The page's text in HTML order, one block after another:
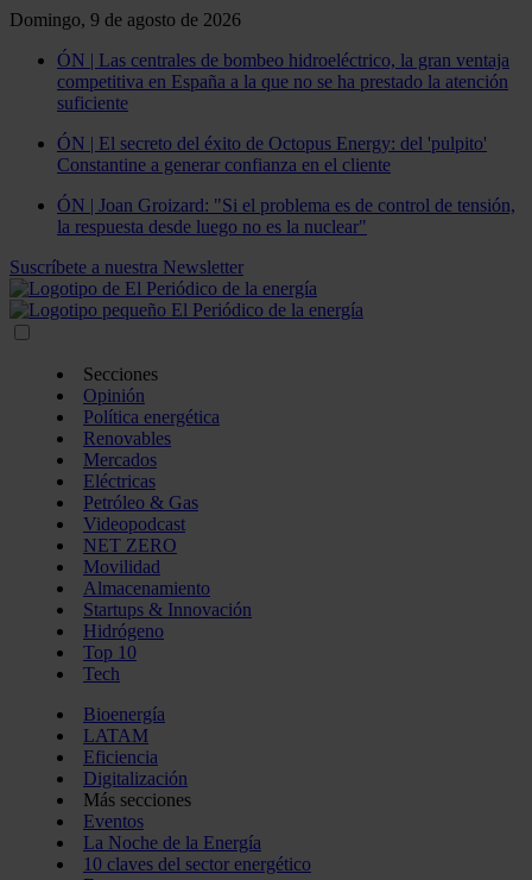
Domingo, 9 de agosto de 2026
ÓN | Las centrales de bombeo hidroeléctrico, la gran ventaja
competitiva en España a la que no se ha prestado la atención
suficiente
ÓN | El secreto del éxito de Octopus Energy: del 'pulpito'
Constantine a generar confianza en el cliente
ÓN | Joan Groizard: "Si el problema es de control de tensión,
la respuesta desde luego no es la nuclear"
Suscríbete a nuestra Newsletter
Secciones
Opinión
Política energética
Renovables
Mercados
Eléctricas
Petróleo & Gas
Videopodcast
NET ZERO
Movilidad
Almacenamiento
Startups & Innovación
Hidrógeno
Top 10
Tech
Bioenergía
LATAM
Eficiencia
Digitalización
Más secciones
Eventos
La Noche de la Energía
10 claves del sector energético